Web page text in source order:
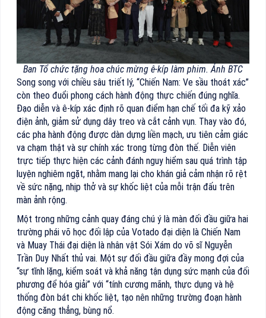
Ban Tổ chức tặng hoa chúc mừng ê-kíp làm phim. Ảnh BTC
Song song với chiều sâu triết lý, “Chiến Nam: Ve sầu thoát xác”
còn theo đuổi phong cách hành động thực chiến đúng nghĩa.
Đạo diễn và ê-kíp xác định rõ quan điểm hạn chế tối đa kỹ xảo
điện ảnh, giảm sử dụng dây treo và cắt cảnh vụn. Thay vào đó,
các pha hành động được dàn dựng liền mạch, ưu tiên cảm giác
va chạm thật và sự chính xác trong từng đòn thế. Diễn viên
trực tiếp thực hiện các cảnh đánh nguy hiểm sau quá trình tập
luyện nghiêm ngặt, nhằm mang lại cho khán giả cảm nhận rõ rệt
về sức nặng, nhịp thở và sự khốc liệt của mỗi trận đấu trên
màn ảnh rộng.
Một trong những cảnh quay đáng chú ý là màn đối đầu giữa hai
trường phái võ học đối lập của Votado đại diện là Chiến Nam
và Muay Thái đại diện là nhân vật Sói Xám do võ sĩ Nguyễn
Trần Duy Nhất thủ vai. Một sự đối đầu giữa đầy mong đợi của
“sự tĩnh lặng, kiểm soát và khả năng tận dụng sức mạnh của đối
phương để hóa giải” với “tính cương mãnh, thực dụng và hệ
thống đòn bát chi khốc liệt, tạo nên những trường đoạn hành
động căng thẳng, bùng nổ.